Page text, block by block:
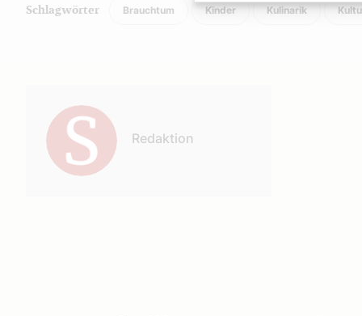
Schlagwörter Brauchtum Kinder Kulinarik
Redaktion